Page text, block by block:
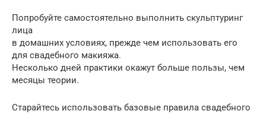
Попробуйте самостоятельно выполнить скульптуринг
лица
в домашних условиях, прежде чем использовать его
для свадебного макияжа.
Несколько дней практики окажут больше пользы, чем
месяцы теории.
Старайтесь использовать базовые правила свадебного